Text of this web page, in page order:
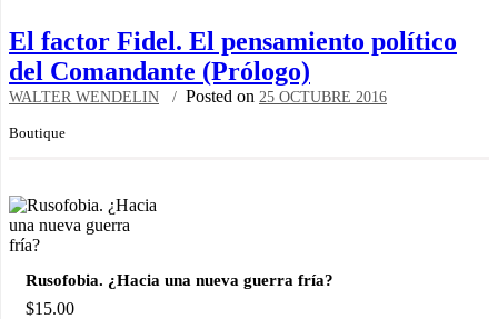
El factor Fidel. El pensamiento político
del Comandante (Prólogo)
WALTER WENDELIN Posted on 25 OCTUBRE 2016
Boutique
Rusofobia. ¿Hacia una nueva guerra fría?
$15.00